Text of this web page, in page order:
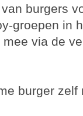
burgers
groepen in
via de
burger